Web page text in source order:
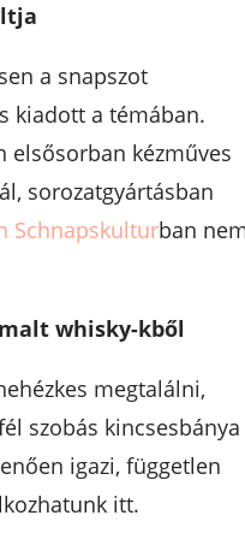
a snapszot
kiadott a témában.
elsősorban kézműves
sorozatgyártásban
Schnapskulturban
whisky-kből
megtalálni,
szobás kincsesbánya
igazi, független
itt.